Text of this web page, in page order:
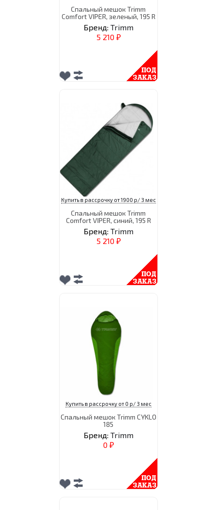
Спальный мешок Trimm
Comfort VIPER, зеленый, 195 R
Бренд: Trimm
5 210 ₽
Купить в рассрочку от 1900 р/ 3 мес
Спальный мешок Trimm
Comfort VIPER, синий, 195 R
Бренд: Trimm
5 210 ₽
Купить в рассрочку от 0 р/ 3 мес
Спальный мешок Trimm CYKLO
185
Бренд: Trimm
0 ₽